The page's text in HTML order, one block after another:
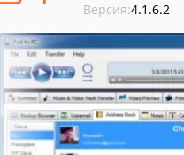
Версия:4.1.6.2